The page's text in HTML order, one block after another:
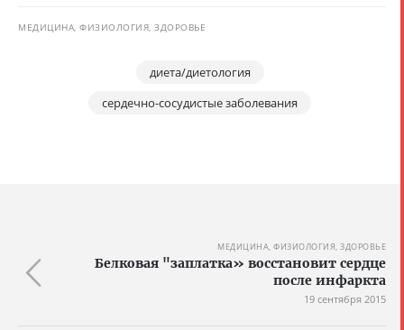
МЕДИЦИНА, ФИЗИОЛОГИЯ, ЗДОРОВЬЕ
диета/диетология
сердечно-сосудистые заболевания
МЕДИЦИНА, ФИЗИОЛОГИЯ, ЗДОРОВЬЕ
Белковая "заплатка» восстановит сердце
после инфаркта
19 сентября 2015